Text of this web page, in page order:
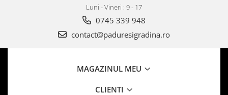
Luni - Vineri : 9 - 17
0745 339 948
contact@paduresigradina.ro
MAGAZINUL MEU
CLIENTI